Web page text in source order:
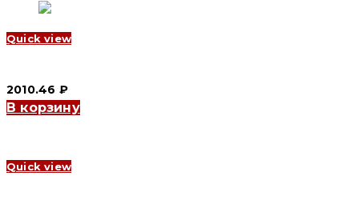
Quick view
2010.46 ₽
В корзину
Quick view